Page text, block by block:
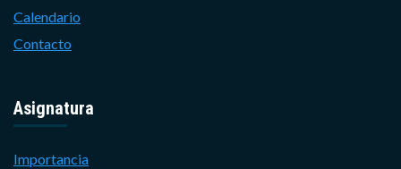
Calendario
Contacto
Asignatura
Importancia